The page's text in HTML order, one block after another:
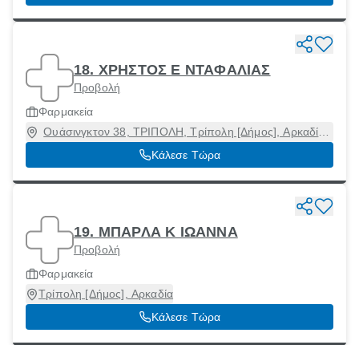
18. ΧΡΗΣΤΟΣ Ε ΝΤΑΦΑΛΙΑΣ
Προβολή
Φαρμακεία
Ουάσινγκτον 38, ΤΡΙΠΟΛΗ, Τρίπολη [Δήμος], Αρκαδία,
22100
Κάλεσε Τώρα
19. ΜΠΑΡΛΑ Κ ΙΩΑΝΝΑ
Προβολή
Φαρμακεία
Τρίπολη [Δήμος], Αρκαδία
Κάλεσε Τώρα